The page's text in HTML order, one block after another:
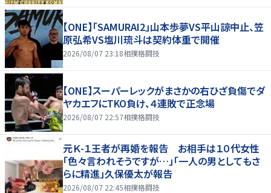
【ONE】「SAMURAI2」山本歩夢VS平山諒中止、笠
原弘希VS塩川琉斗は契約体重で開催
2026/08/07 23:18相撲格闘技
【ONE】スーパーレックがまさかの右ひざ負傷でダ
ヤカエフにTKO負け、４連敗で正念場
2026/08/07 22:57相撲格闘技
元Ｋ-１王者が再婚を報告 お相手は１０代女性
「色々言われそうですが…」「一人の男としてもさ
らに精進」久保優太が報告
2026/08/07 22:45相撲格闘技